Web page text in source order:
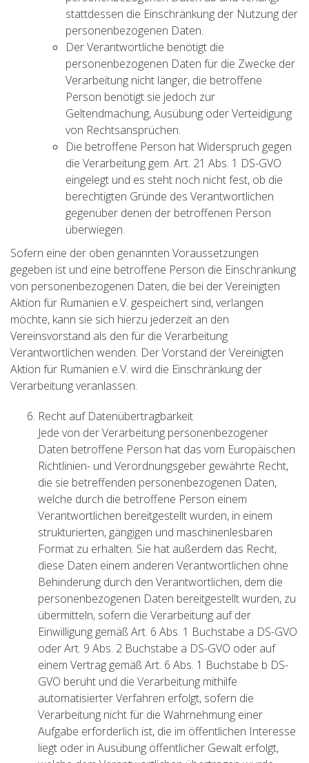
stattdessen die Einschränkung der Nutzung der
personenbezogenen Daten.
Der Verantwortliche benötigt die
personenbezogenen Daten für die Zwecke der
Verarbeitung nicht länger, die betroffene
Person benötigt sie jedoch zur
Geltendmachung, Ausübung oder Verteidigung
von Rechtsansprüchen.
Die betroffene Person hat Widerspruch gegen
die Verarbeitung gem. Art. 21 Abs. 1 DS-GVO
eingelegt und es steht noch nicht fest, ob die
berechtigten Gründe des Verantwortlichen
gegenüber denen der betroffenen Person
überwiegen.
Sofern eine der oben genannten Voraussetzungen
gegeben ist und eine betroffene Person die Einschränkung
von personenbezogenen Daten, die bei der Vereinigten
Aktion für Rumänien e.V. gespeichert sind, verlangen
möchte, kann sie sich hierzu jederzeit an den
Vereinsvorstand als den für die Verarbeitung
Verantwortlichen wenden. Der Vorstand der Vereinigten
Aktion für Rumänien e.V. wird die Einschränkung der
Verarbeitung veranlassen.
Recht auf Datenübertragbarkeit
Jede von der Verarbeitung personenbezogener
Daten betroffene Person hat das vom Europäischen
Richtlinien- und Verordnungsgeber gewährte Recht,
die sie betreffenden personenbezogenen Daten,
welche durch die betroffene Person einem
Verantwortlichen bereitgestellt wurden, in einem
strukturierten, gängigen und maschinenlesbaren
Format zu erhalten. Sie hat außerdem das Recht,
diese Daten einem anderen Verantwortlichen ohne
Behinderung durch den Verantwortlichen, dem die
personenbezogenen Daten bereitgestellt wurden, zu
übermitteln, sofern die Verarbeitung auf der
Einwilligung gemäß Art. 6 Abs. 1 Buchstabe a DS-GVO
oder Art. 9 Abs. 2 Buchstabe a DS-GVO oder auf
einem Vertrag gemäß Art. 6 Abs. 1 Buchstabe b DS-
GVO beruht und die Verarbeitung mithilfe
automatisierter Verfahren erfolgt, sofern die
Verarbeitung nicht für die Wahrnehmung einer
Aufgabe erforderlich ist, die im öffentlichen Interesse
liegt oder in Ausübung öffentlicher Gewalt erfolgt,